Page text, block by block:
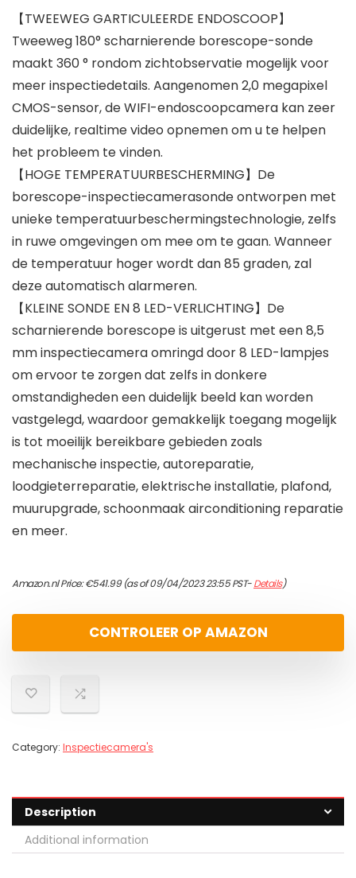
【TWEEWEG GARTICULEERDE ENDOSCOOP】
Tweeweg 180° scharnierende borescope-sonde
maakt 360 ° rondom zichtobservatie mogelijk voor
meer inspectiedetails. Aangenomen 2,0 megapixel
CMOS-sensor, de WIFI-endoscoopcamera kan zeer
duidelijke, realtime video opnemen om u te helpen
het probleem te vinden.
【HOGE TEMPERATUURBESCHERMING】De
borescope-inspectiecamerasonde ontworpen met
unieke temperatuurbeschermingstechnologie, zelfs
in ruwe omgevingen om mee om te gaan. Wanneer
de temperatuur hoger wordt dan 85 graden, zal
deze automatisch alarmeren.
【KLEINE SONDE EN 8 LED-VERLICHTING】De
scharnierende borescope is uitgerust met een 8,5
mm inspectiecamera omringd door 8 LED-lampjes
om ervoor te zorgen dat zelfs in donkere
omstandigheden een duidelijk beeld kan worden
vastgelegd, waardoor gemakkelijk toegang mogelijk
is tot moeilijk bereikbare gebieden zoals
mechanische inspectie, autoreparatie,
loodgieterreparatie, elektrische installatie, plafond,
muurupgrade, schoonmaak airconditioning reparatie
en meer.
Amazon.nl Price:€541.99(as of 09/04/2023 23:55 PST-Details)
CONTROLEER OP AMAZON
Category: Inspectiecamera's
Description
Additional information